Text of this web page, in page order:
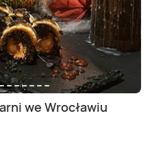
we Wrocławiu